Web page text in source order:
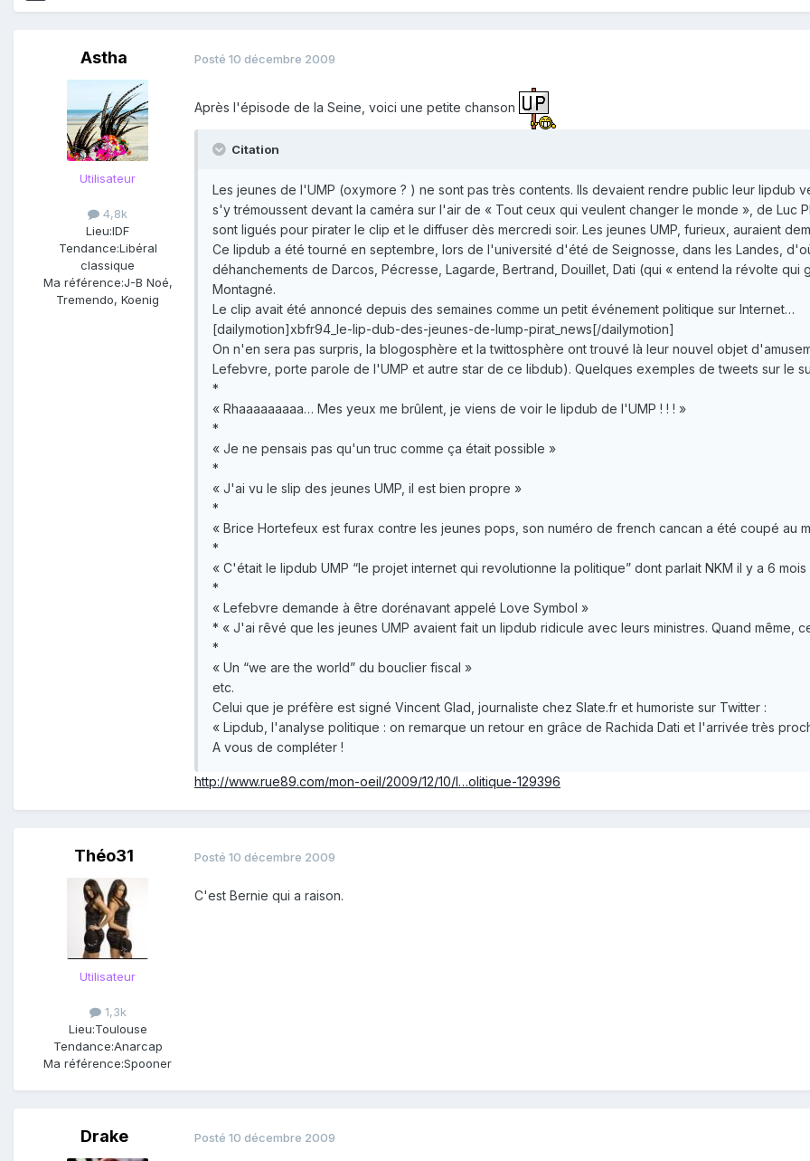
Astha
Utilisateur
4,8k
Lieu:IDF
Tendance:Libéral
classique
Ma référence:J-B Noé,
Tremendo, Koenig
Posté 10 décembre 2009
Après l'épisode de la Seine, voici une petite chanson
Citation
Les jeunes de l'UMP (oxymore ? ) ne sont pas très contents. Ils devaient rendre public leur lipdub
s'y trémoussent devant la caméra sur l'air de « Tout ceux qui veulent changer le monde », de Luc
sont ligués pour pirater le clip et le diffuser dès mercredi soir. Les jeunes UMP, furieux, auraient
Ce lipdub a été tourné en septembre, lors de l'université d'été de Seignosse, dans les Landes,
déhanchements de Darcos, Pécresse, Lagarde, Bertrand, Douillet, Dati (qui « entend la révolte
Montagné.
Le clip avait été annoncé depuis des semaines comme un petit événement politique sur Internet…
[dailymotion]xbfr94_le-lip-dub-des-jeunes-de-lump-pirat_news[/dailymotion]
On n'en sera pas surpris, la blogosphère et la twittosphère ont trouvé là leur nouvel objet
Lefebvre, porte parole de l'UMP et autre star de ce libdub). Quelques exemples de tweets sur le
*
« Rhaaaaaaaaa… Mes yeux me brûlent, je viens de voir le lipdub de l'UMP ! ! ! »
*
« Je ne pensais pas qu'un truc comme ça était possible »
*
« J'ai vu le slip des jeunes UMP, il est bien propre »
*
« Brice Hortefeux est furax contre les jeunes pops, son numéro de french cancan a été coupé au
*
« C'était le lipdub UMP “le projet internet qui revolutionne la politique” dont parlait NKM il y a 6 mois
*
« Lefebvre demande à être dorénavant appelé Love Symbol »
* « J'ai rêvé que les jeunes UMP avaient fait un lipdub ridicule avec leurs ministres. Quand même,
*
« Un “we are the world” du bouclier fiscal »
etc.
Celui que je préfère est signé Vincent Glad, journaliste chez Slate.fr et humoriste sur Twitter :
« Lipdub, l'analyse politique : on remarque un retour en grâce de Rachida Dati et l'arrivée très
A vous de compléter !
http://www.rue89.com/mon-oeil/2009/12/10/l…olitique-129396
Théo31
Utilisateur
1,3k
Lieu:Toulouse
Tendance:Anarcap
Ma référence:Spooner
Posté 10 décembre 2009
C'est Bernie qui a raison.
Drake Posté 10 décembre 2009